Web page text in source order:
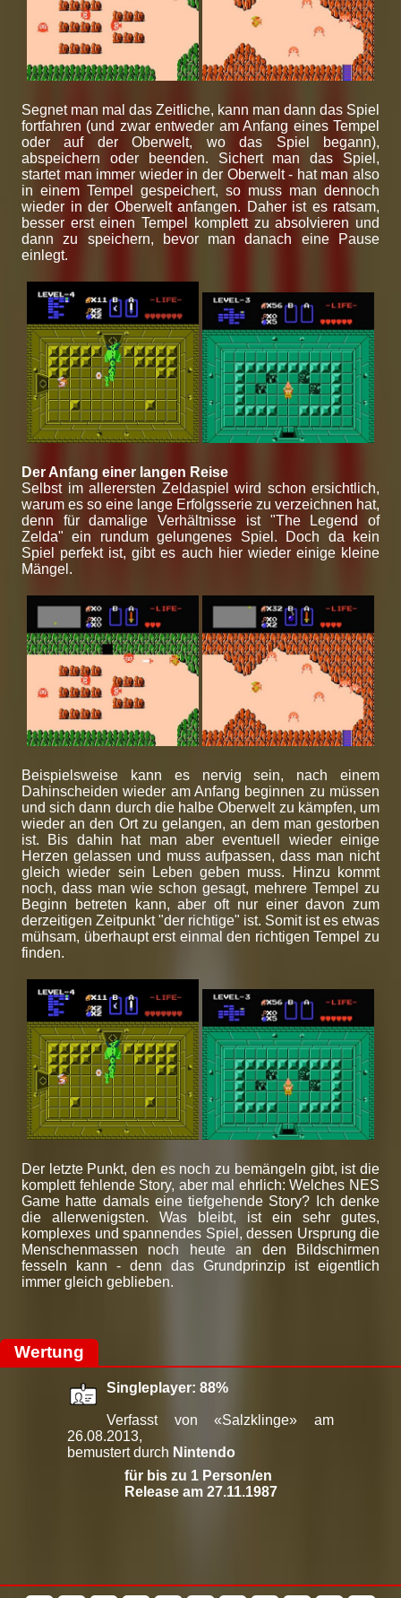
Segnet man mal das Zeitliche, kann man dann das Spiel
fortfahren (und zwar entweder am Anfang eines Tempel
oder auf der Oberwelt, wo das Spiel begann),
abspeichern oder beenden. Sichert man das Spiel,
startet man immer wieder in der Oberwelt - hat man also
in einem Tempel gespeichert, so muss man dennoch
wieder in der Oberwelt anfangen. Daher ist es ratsam,
besser erst einen Tempel komplett zu absolvieren und
dann zu speichern, bevor man danach eine Pause
einlegt.
Der Anfang einer langen Reise
Selbst im allerersten Zeldaspiel wird schon ersichtlich,
warum es so eine lange Erfolgsserie zu verzeichnen hat,
denn für damalige Verhältnisse ist "The Legend of
Zelda" ein rundum gelungenes Spiel. Doch da kein
Spiel perfekt ist, gibt es auch hier wieder einige kleine
Mängel.
Beispielsweise kann es nervig sein, nach einem
Dahinscheiden wieder am Anfang beginnen zu müssen
und sich dann durch die halbe Oberwelt zu kämpfen, um
wieder an den Ort zu gelangen, an dem man gestorben
ist. Bis dahin hat man aber eventuell wieder einige
Herzen gelassen und muss aufpassen, dass man nicht
gleich wieder sein Leben geben muss. Hinzu kommt
noch, dass man wie schon gesagt, mehrere Tempel zu
Beginn betreten kann, aber oft nur einer davon zum
derzeitigen Zeitpunkt "der richtige" ist. Somit ist es etwas
mühsam, überhaupt erst einmal den richtigen Tempel zu
finden.
Der letzte Punkt, den es noch zu bemängeln gibt, ist die
komplett fehlende Story, aber mal ehrlich: Welches NES
Game hatte damals eine tiefgehende Story? Ich denke
die allerwenigsten. Was bleibt, ist ein sehr gutes,
komplexes und spannendes Spiel, dessen Ursprung die
Menschenmassen noch heute an den Bildschirmen
fesseln kann - denn das Grundprinzip ist eigentlich
immer gleich geblieben.
Wertung
Singleplayer: 88%
Verfasst von «Salzklinge» am
26.08.2013,
bemustert durch Nintendo
für bis zu 1 Person/en
Release am 27.11.1987